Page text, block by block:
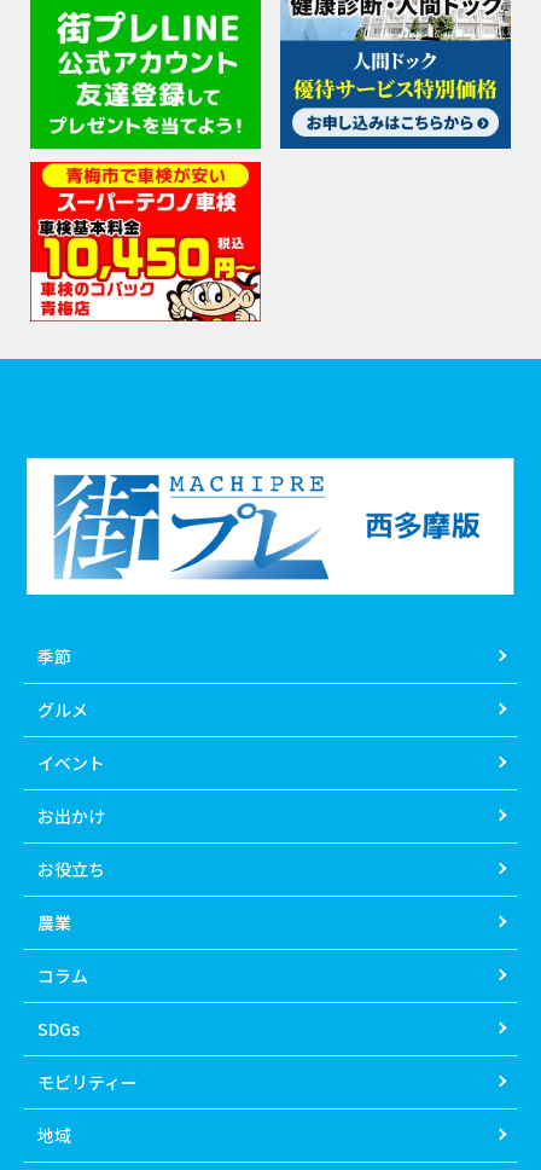
季節
グルメ
イベント
お出かけ
お役立ち
農業
コラム
SDGs
モビリティー
地域